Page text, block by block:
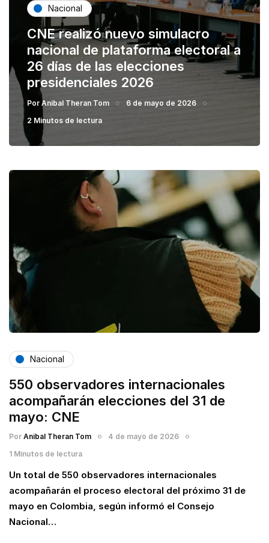
Nacional
CNE realizó nuevo simulacro
nacional de plataforma electoral a
26 días de las elecciones
presidenciales 2026
Por Anibal Theran Tom
6 de mayo de 2026
2 Minutos de lectura
Nacional
550 observadores internacionales
acompañarán elecciones del 31 de
mayo: CNE
Por Anibal Theran Tom
4 de mayo de 2026
1 Minutos de lectura
Un total de 550 observadores internacionales
acompañarán el proceso electoral del próximo 31 de
mayo en Colombia, según informó el Consejo
Nacional…